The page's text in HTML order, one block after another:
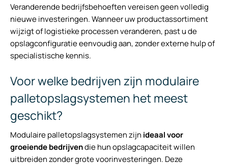
Veranderende bedrijfsbehoeften vereisen geen volledig
nieuwe investeringen. Wanneer uw productassortiment
wijzigt of logistieke processen veranderen, past u de
opslagconfiguratie eenvoudig aan, zonder externe hulp of
specialistische kennis.
Voor welke bedrijven zijn modulaire
palletopslagsystemen het meest
geschikt?
Modulaire palletopslagsystemen zijn ideaal voor
groeiende bedrijvendie hun opslagcapaciteit willen
uitbreiden zonder grote voorinvesteringen. Deze